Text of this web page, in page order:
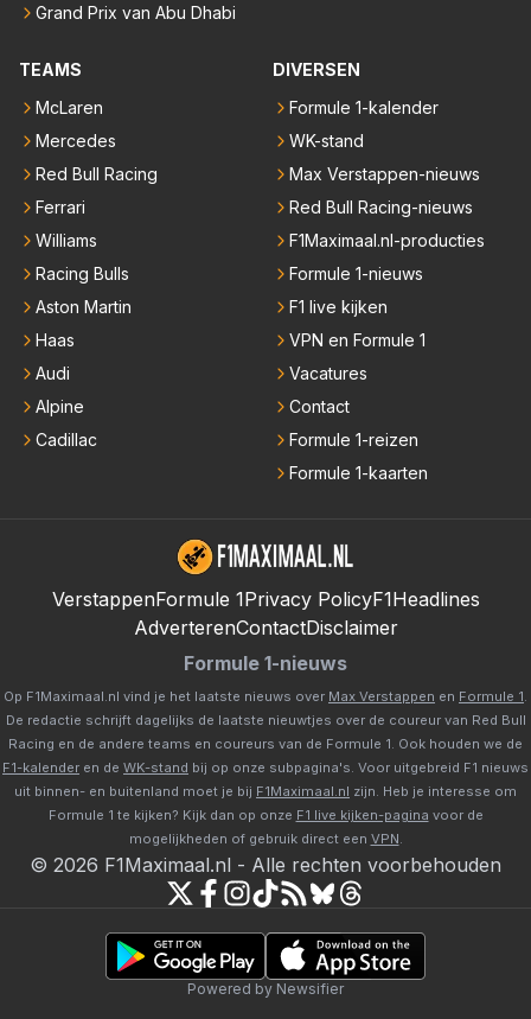
Grand Prix van Abu Dhabi
TEAMS
McLaren
Mercedes
Red Bull Racing
Ferrari
Williams
Racing Bulls
Aston Martin
Haas
Audi
Alpine
Cadillac
DIVERSEN
Formule 1-kalender
WK-stand
Max Verstappen-nieuws
Red Bull Racing-nieuws
F1Maximaal.nl-producties
Formule 1-nieuws
F1 live kijken
VPN en Formule 1
Vacatures
Contact
Formule 1-reizen
Formule 1-kaarten
VerstappenFormule 1Privacy PolicyF1Headlines
AdverterenContactDisclaimer
Formule 1-nieuws
Op F1Maximaal.nl vind je het laatste nieuws over Max Verstappen en Formule 1
De redactie schrijft dagelijks de laatste nieuwtjes over de coureur van Red Bull
Racing en de andere teams en coureurs van de Formule 1. Ook houden we de
F1-kalender en de WK-stand bij op onze subpagina's. Voor uitgebreid F1 nieuws
uit binnen- en buitenland moet je bij F1Maximaal.nl zijn. Heb je interesse om
Formule 1 te kijken? Kijk dan op onze F1 live kijken-pagina voor de
mogelijkheden of gebruik direct een VPN
© 2026 F1Maximaal.nl - Alle rechten voorbehouden
Powered by Newsifier